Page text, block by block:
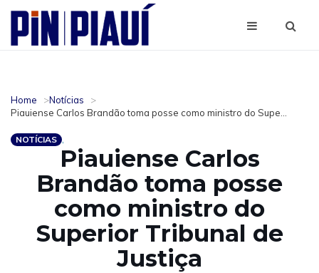
Home
Notícias
Piauiense Carlos Brandão toma posse como ministro do Supe...
NOTÍCIAS
Piauiense Carlos
Brandão toma posse
como ministro do
Superior Tribunal de
Justiça